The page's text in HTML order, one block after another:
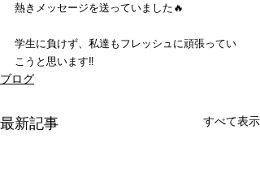
熱きメッセージを送っていました🔥
学生に負けず、私達もフレッシュに頑張ってい
こうと思います‼️
ブログ
最新記事 すべて表示